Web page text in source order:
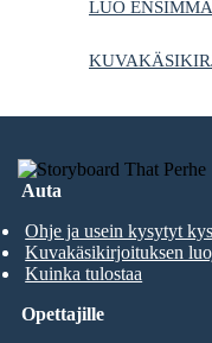
LUO
Auta
Ohje ja usein kysytyt
Kuvakäsikirjoituksen
Kuinka tulostaa
Opettajille